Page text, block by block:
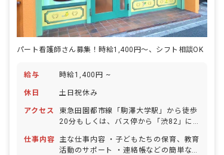
パート看護師さん募集！時給1,400円～、シフト相談OK
給与 時給1,400円 ~
休日 土日祝休み
アクセス
東急田園都市線「駒澤大学駅」から徒歩
20分もしくは、バス停から「渋82」に
由が丘駅」バス停から「自01」「自
仕事内容
主な仕事内容 ・子どもたちの保育、教育
活動のサポート ・連絡帳などの簡単な入